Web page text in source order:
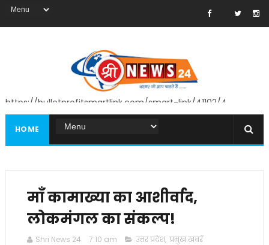
https://bulletprofitsmartlink.com/smart-link/41102/4
HOME
माँ कामाख्या का आशीर्वाद,
लोकमंगल का संकल्प!
Shri News 24 7:10 am उत्तर प्रदेश, प्रमुख खबरें